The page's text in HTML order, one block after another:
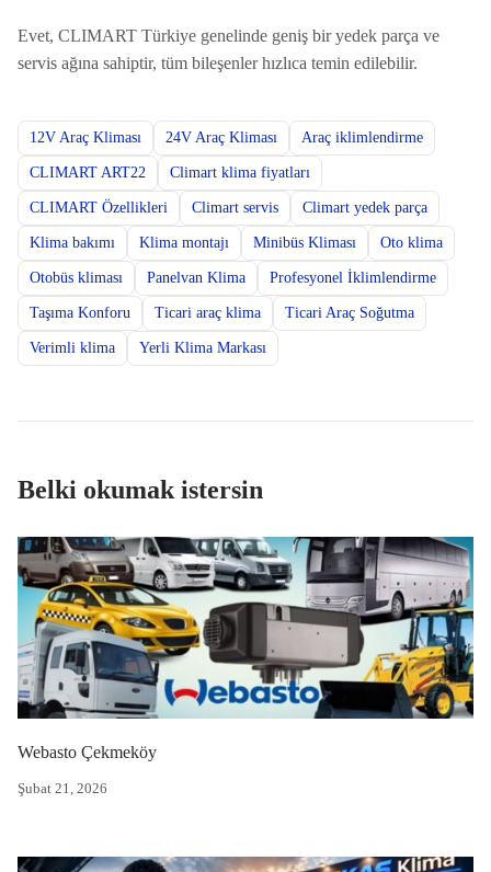
Evet, CLIMART Türkiye genelinde geniş bir yedek parça ve
servis ağına sahiptir, tüm bileşenler hızlıca temin edilebilir.
12V Araç Kliması 24V Araç Kliması Araç iklimlendirme
CLIMART ART22 Climart klima fiyatları
CLIMART Özellikleri Climart servis Climart yedek parça
Klima bakımı Klima montajı Minibüs Kliması Oto klima
Otobüs kliması Panelvan Klima Profesyonel İklimlendirme
Taşıma Konforu Ticari araç klima Ticari Araç Soğutma
Verimli klima Yerli Klima Markası
Belki okumak istersin
Şubat 21, 2026
Webasto Çekmeköy